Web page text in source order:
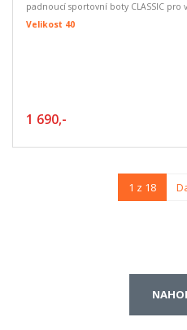
padnoucí sportovní boty CLASSIC pro
Velikost 40
1 690,-
1 z 18